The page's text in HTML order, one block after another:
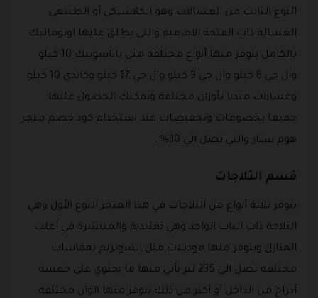
النوع الثالث من الغسالات وهو الكلاسيكي أو الطبيعي
الغسالة ذات الفتحة الامامية والتي يطلق عليها اوتوماتيك
بالكامل يتوفر منها أنواع مختلفة مثل باناسونيك 10 كيلو
وال جي 8 كيلو وال جي 9 كيلو وال جي 17 كيلو وكاندي 10 كيلو
وغسالات ميديا بأوزان مختلفة ويمكنك الحصول عليها
جميعا بخصومات وتخفيضات عند استخدام كود خصم متجر
هوم ستار والتي تصل الى 30% .
قسم الثلاجات
يتوفر ثلاثة أنواع من الثلاجات في هذا المتجر النوع الأول وهي
الثلاجة ذات الباب الواحد وهي تقليدية والمنتشرة في أغلب
المنازل ويتوفر منها موديلات مثل السوبريم بمقاسات
مختلفه تصل الى 235 لتر يأتي منها ما يحتوي على خمسة
أدراج من الداخل أو أكثر من ذلك يتوفر منها الوان مختلفه